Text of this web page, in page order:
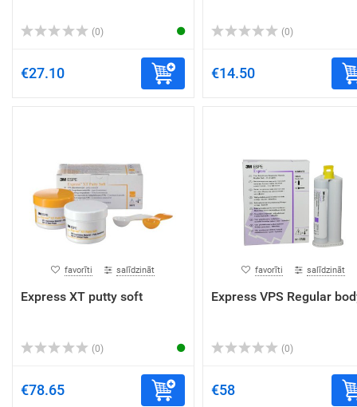
(0)
€27.10
(0)
€14.50
favorīti salīdzināt
Express XT putty soft
(0)
€78.65
favorīti salīdzināt
Express VPS Regular
(0)
€58